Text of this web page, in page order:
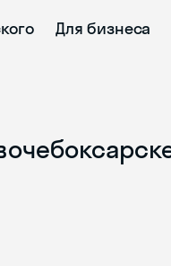
Для бизнеса